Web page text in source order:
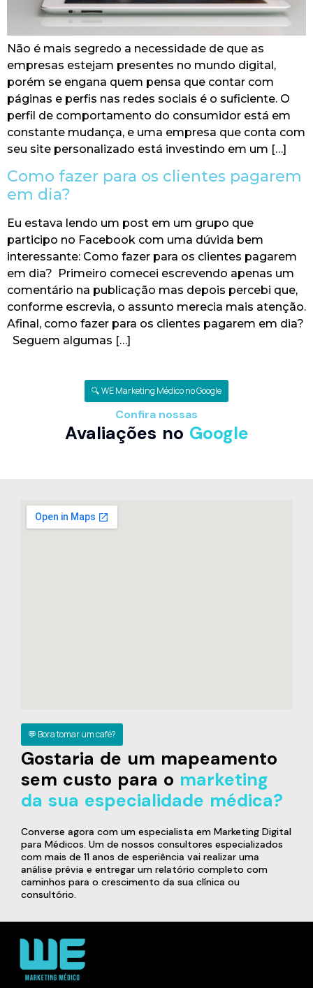
Não é mais segredo a necessidade de que as
empresas estejam presentes no mundo digital,
porém se engana quem pensa que contar com
páginas e perfis nas redes sociais é o suficiente. O
perfil de comportamento do consumidor está em
constante mudança, e uma empresa que conta com
seu site personalizado está investindo em um […]
Como fazer para os clientes pagarem
em dia?
​Eu estava lendo um post em um grupo que
participo no Facebook com uma dúvida bem
interessante: Como fazer para os clientes pagarem
em dia? Primeiro comecei escrevendo apenas um
comentário na publicação mas depois percebi que,
conforme escrevia, o assunto merecia mais atenção.
Afinal, como fazer para os clientes pagarem em dia?
Seguem algumas […]
🔍 WE Marketing Médico no Google
Confira nossas
Avaliações no Google
💬 Bora tomar um café?
Gostaria de um mapeamento
sem custo para o marketing
da sua especialidade médica?
Converse agora com um especialista em Marketing Digital
para Médicos. Um de nossos consultores especializados
com mais de 11 anos de esperiência vai realizar uma
análise prévia e entregar um relatório completo com
caminhos para o crescimento da sua clínica ou
consultório.